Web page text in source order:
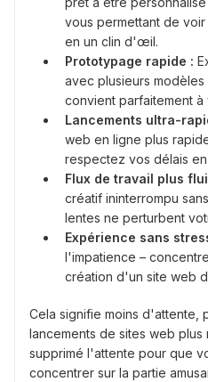
vous permettant de
en un clin d'œil.
Prototypage rapide :
avec plusieurs
convient parfaitement à
Lancements ultra-
web en ligne plus
respectez vos délais
Flux de travail plus
créatif ininterrompu
lentes ne perturbent
Expérience sans
l'impatience –
création d'un site web
Cela signifie moins d'attente,
lancements de sites web plus
supprimé l'attente pour que
concentrer sur la partie